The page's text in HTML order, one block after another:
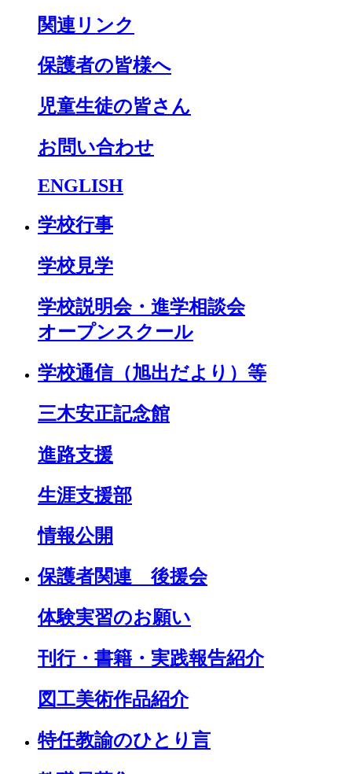
関連リンク
保護者の皆様へ
児童生徒の皆さん
お問い合わせ
ENGLISH
学校行事
学校見学
学校説明会・進学相談会
オープンスクール
学校通信（旭出だより）等
三木安正記念館
進路支援
生涯支援部
情報公開
保護者関連 後援会
体験実習のお願い
刊行・書籍・実践報告紹介
図工美術作品紹介
特任教諭のひとり言